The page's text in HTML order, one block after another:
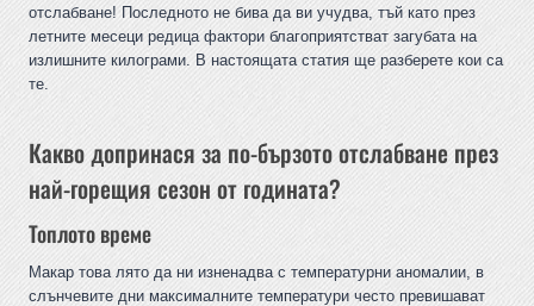
отслабване! Последното не бива да ви учудва, тъй като през
летните месеци редица фактори благоприятстват загубата на
излишните килограми. В настоящата статия ще разберете кои са
те.
Какво допринася за по-бързото отслабване през
най-горещия сезон от годината?
Топлото време
Макар това лято да ни изненадва с температурни аномалии, в
слънчевите дни максималните температури често превишават